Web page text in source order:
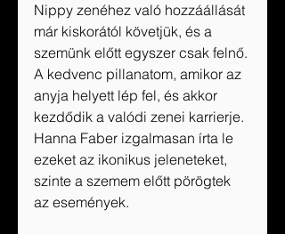
Nippy zenéhez való hozzáállását
már kiskorától követjük, és a
szemünk előtt egyszer csak felnő.
A kedvenc pillanatom, amikor az
anyja helyett lép fel, és akkor
kezdődik a valódi zenei karrierje.
Hanna Faber izgalmasan írta le
ezeket az ikonikus jeleneteket,
szinte a szemem előtt pörögtek
az események.